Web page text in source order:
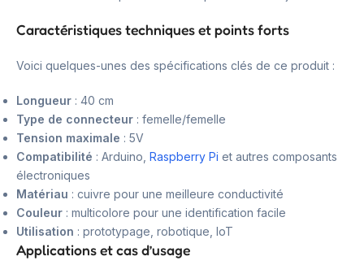
Caractéristiques techniques et points forts
Voici quelques-unes des spécifications clés de ce produit :
Longueur : 40 cm
Type de connecteur : femelle/femelle
Tension maximale : 5V
Compatibilité : Arduino, Raspberry Pi et autres composants
électroniques
Matériau : cuivre pour une meilleure conductivité
Couleur : multicolore pour une identification facile
Utilisation : prototypage, robotique, IoT
Applications et cas d’usage